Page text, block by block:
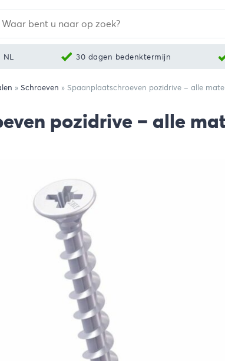
NL 30 dagen bedenktermijn
» Schroeven » Spaanplaatschroeven pozidrive – alle
pozidrive – alle